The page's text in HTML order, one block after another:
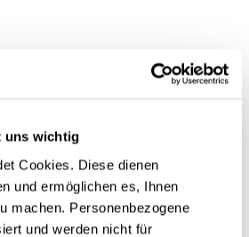
uns wichtig
Cookies. Diese dienen
und ermöglichen es, Ihnen
machen. Personenbezogene
und werden nicht für